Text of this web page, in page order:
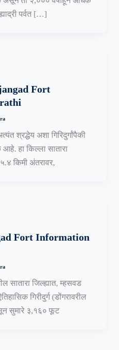
पर्वत […]
Fort
श्रद्धेय अशा गिरिदुर्गांपैकी
हा किल्ला सातारा
किमी अंतरावर,
Fort Information
सातारा जिल्ह्यात, म्हसवड
गिरीदुर्ग (डोंगरावरील
सुमारे ३,१६० फूट